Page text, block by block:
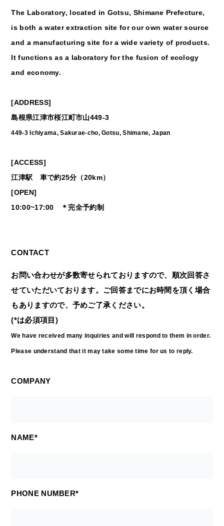
The Laboratory, located in Gotsu, Shimane Prefecture,
is both a water extraction site for our own water source
and a manufacturing site for a wide variety of products.
It functions as a laboratory for the fusion of ecology
and economy.
[ADDRESS]
島根県江津市桜江町市山449-3
449-3 Ichiyama, Sakurae-cho, Gotsu, Shimane, Japan
[ACCESS]
江津駅 車で約25分（20km）
[OPEN]
10:00~17:00 ＊完全予約制
CONTACT
お問い合わせが多数寄せられておりますので、順次回答さ
せていただいております。ご回答までにお時間を頂く場合
もありますので、予めご了承ください。
(*は必須項目)
We have received many inquiries and will respond to them in order.
Please understand that it may take some time for us to reply.
COMPANY
NAME*
PHONE NUMBER*